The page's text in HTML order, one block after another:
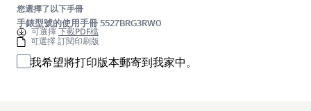
您選擇了以下手冊
手錶型號的使用手冊 5527BRG3RW0
可選擇下載PDF檔
可選擇 訂閱印刷版
我希望將打印版本郵寄到我家中。